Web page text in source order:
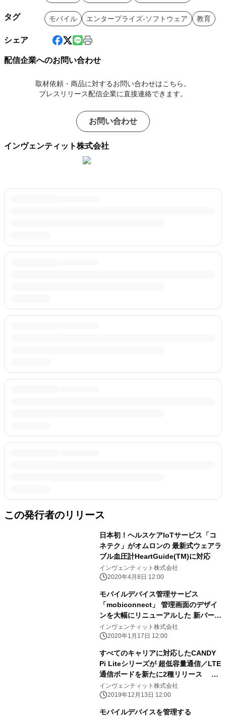
タグ モバイル エンタープライズ-ソフトウェア 教育
シェア
配信企業へのお問い合わせ
取材依頼・商品に対するお問い合わせはこちら。
プレスリリース配信企業に直接連絡できます。
お問い合わせ
インヴェンティット株式会社
この発行者のリリース
日本初！ヘルスケアIoTサービス「コ
ネテク」がオムロンの 最新式ウェアラ
ブル血圧計HeartGuide(TM)に対応
インヴェンティット株式会社
2020年4月8日 12:00
モバイルデバイス管理サービス
「mobiconnect」 管理画面のデザイ
ンを大幅にリニューアルした 新バージ
ョンをリリース
インヴェンティット株式会社
2020年1月17日 12:00
すべてのキャリアに対応したCANDY
Pi Liteシリーズが 超低容量通信／LTE
通信ボードを新たに2種リリース 12
月13日よりAmazonで販売開始！
インヴェンティット株式会社
2019年12月13日 12:00
モバイルデバイスを管理する